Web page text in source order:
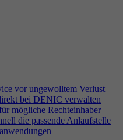
vor ungewolltem Verlust
bei DENIC verwalten
mögliche Rechteinhaber
die passende Anlaufstelle